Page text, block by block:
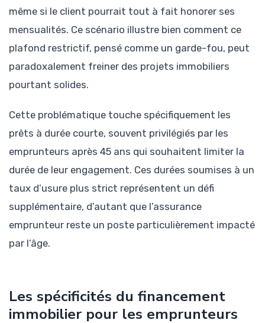
même si le client pourrait tout à fait honorer ses
mensualités. Ce scénario illustre bien comment ce
plafond restrictif, pensé comme un garde-fou, peut
paradoxalement freiner des projets immobiliers
pourtant solides.
Cette problématique touche spécifiquement les
prêts à durée courte, souvent privilégiés par les
emprunteurs après 45 ans qui souhaitent limiter la
durée de leur engagement. Ces durées soumises à un
taux d’usure plus strict représentent un défi
supplémentaire, d’autant que l’assurance
emprunteur reste un poste particulièrement impacté
par l’âge.
Les spécificités du financement
immobilier pour les emprunteurs